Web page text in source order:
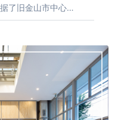
了旧金山市中心…